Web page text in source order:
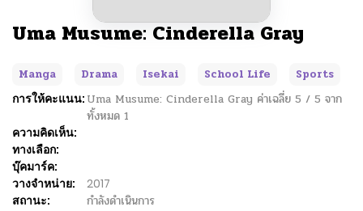
Uma Musume: Cinderella Gray
Manga Drama Isekai School Life
Sports
การให้คะแนน: Uma Musume: Cinderella Gray ค่าเฉลี่ย 5 / 5 จาก
ทั้งหมด 1
ความคิดเห็น:
ทางเลือก:
บุ๊คมาร์ค:
วางจำหน่าย:
2017
สถานะ:
กำลังดำเนินการ